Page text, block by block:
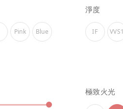
Pink Blue
淨度
IF VVS1
極致火光